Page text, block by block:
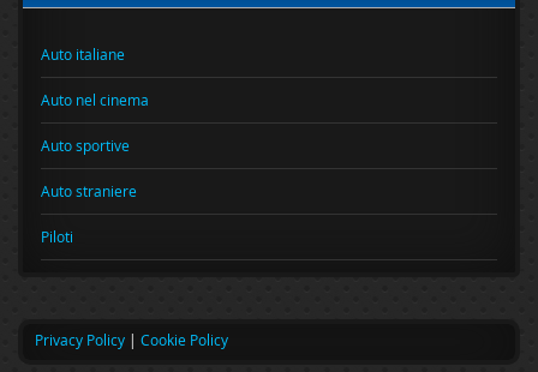
Auto italiane
Auto nel cinema
Auto sportive
Auto straniere
Piloti
Privacy Policy | Cookie Policy